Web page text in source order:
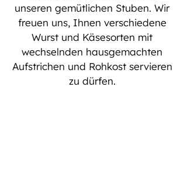
unseren gemütlichen Stuben. Wir
freuen uns, Ihnen verschiedene
Wurst und Käsesorten mit
wechselnden hausgemachten
Aufstrichen und Rohkost servieren
zu dürfen.